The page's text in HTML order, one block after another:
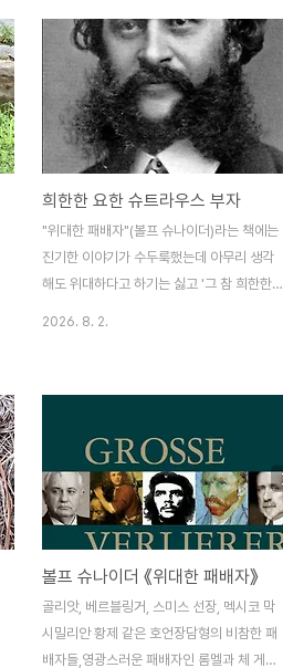
찮은 세상이라는 느낌을 갖게 된다. 무슨 날
이 이렇게 많으냐고 불평하지 않는다. 그 생
각을 따라 '프린터의 날'을 추가하고 싶다.초
콜릿 귀신오빠는 귀신초콜릿 귀신하루 한 알
씩 먹자고약속 해놓고이모가 준 초콜릿 한 상
자밤새 다 먹어 치웠다- 야, 귀신아. 왜 약속
안 지켜- 흐흐흐, 귀신은 약속을 몰라초콜릿
귀신은약속도 다 먹어 치웠다'흐흐흐' 오빠와
약이 오른 여동생의 모습이 보인다. 귀신을
오빠로 둔 여동..
희한한 요한 슈트라우스 부자
"위대한 패배자"(볼프 슈나이더)라는 책에는
진기한 이야기가 수두룩했는데 아무리 생각
해도 위대하다고 하기는 싫고 '그 참 희한한
은 없었다. 그중에서도 슈트라우스의 「라데츠
키 행진곡」은 서양 역사상 가장 자주 연주되
는 작품이다. 그런데 사후의 명성은 「아름답
고 푸른 도나우 강」 「빈의 혈통」 「박쥐」를 작곡
한 아들 요한 슈트라우스(아버지와 아들의 이
름이 같다)에게로 돌아갔다. 어떻게든 음악가
가 되는 것만큼은 막으려고 했던 바로 그 아
들에게 말이다. 아버지 요한은 세계적인 명성
을 얻기..
2026. 8. 2.
볼프 슈나이더 《위대한 패배자》
골리앗, 베르블링거, 스미스 선장, 멕시코 막
시밀리안 황제 같은 호언장담형의 비참한 패
배자들,영광스러운 패배자인 롬멜과 체 게바